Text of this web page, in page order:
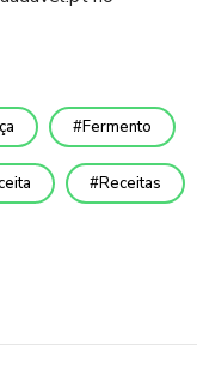
Fermento
Receitas